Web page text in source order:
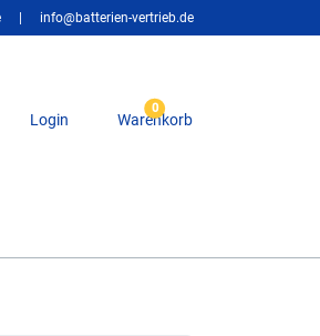
info@batterien-vertrieb.de
Login
0
Warenkorb